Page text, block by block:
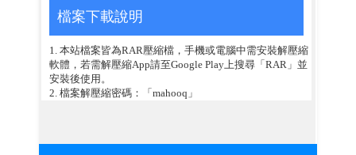
檔案下載說明
1. 本站檔案皆為RAR壓縮檔，手機或電腦中需安裝解壓縮
軟體，若需解壓縮App請至Google Play上搜尋「RAR」並
安裝後使用。
2. 檔案解壓縮密碼：「mahooq」